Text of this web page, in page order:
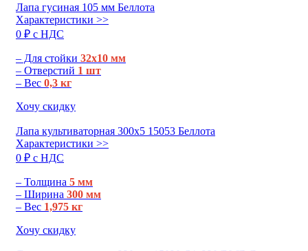
Лапа гусиная 105 мм Беллота
Характеристики >>
0 ₽ c НДС
– Для стойки 32х10 мм
– Отверстий 1 шт
– Вес 0,3 кг
Хочу скидку
Лапа культиваторная 300х5 15053 Беллота
Характеристики >>
0 ₽ c НДС
– Толщина 5 мм
– Ширина 300 мм
– Вес 1,975 кг
Хочу скидку